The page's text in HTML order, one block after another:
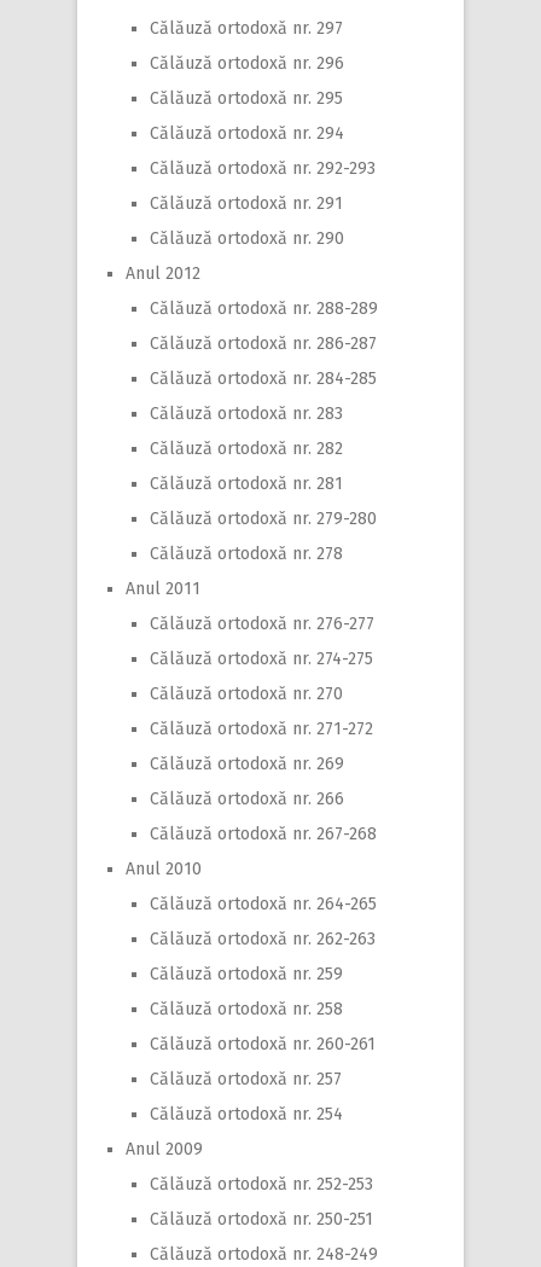
Călăuză ortodoxă nr. 297
Călăuză ortodoxă nr. 296
Călăuză ortodoxă nr. 295
Călăuză ortodoxă nr. 294
Călăuză ortodoxă nr. 292-293
Călăuză ortodoxă nr. 291
Călăuză ortodoxă nr. 290
Anul 2012
Călăuză ortodoxă nr. 288-289
Călăuză ortodoxă nr. 286-287
Călăuză ortodoxă nr. 284-285
Călăuză ortodoxă nr. 283
Călăuză ortodoxă nr. 282
Călăuză ortodoxă nr. 281
Călăuză ortodoxă nr. 279-280
Călăuză ortodoxă nr. 278
Anul 2011
Călăuză ortodoxă nr. 276-277
Călăuză ortodoxă nr. 274-275
Călăuză ortodoxă nr. 270
Călăuză ortodoxă nr. 271-272
Călăuză ortodoxă nr. 269
Călăuză ortodoxă nr. 266
Călăuză ortodoxă nr. 267-268
Anul 2010
Călăuză ortodoxă nr. 264-265
Călăuză ortodoxă nr. 262-263
Călăuză ortodoxă nr. 259
Călăuză ortodoxă nr. 258
Călăuză ortodoxă nr. 260-261
Călăuză ortodoxă nr. 257
Călăuză ortodoxă nr. 254
Anul 2009
Călăuză ortodoxă nr. 252-253
Călăuză ortodoxă nr. 250-251
Călăuză ortodoxă nr. 248-249